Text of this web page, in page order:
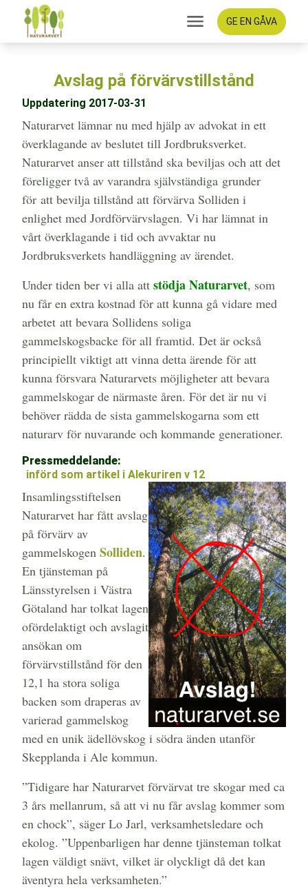
GE EN GÅVA
Avslag på förvärvstillstånd
Uppdatering 2017-03-31
Naturarvet lämnar nu med hjälp av advokat in ett
överklagande av beslutet till Jordbruksverket.
Naturarvet anser att tillstånd ska beviljas och att det
föreligger två av varandra självständiga grunder
för att bevilja tillstånd att förvärva Solliden i
enlighet med Jordförvärvslagen. Vi har lämnat in
vårt överklagande i tid och avvaktar nu
Jordbruksverkets handläggning av ärendet.
Under tiden ber vi alla att stödja Naturarvet, som
nu får en extra kostnad för att kunna gå vidare med
arbetet att bevara Sollidens soliga
gammelskogsbacke för all framtid. Det är också
principiellt viktigt att vinna detta ärende för att
kunna försvara Naturarvets möjligheter att bevara
gammelskogar de närmaste åren. För det är nu vi
behöver rädda de sista gammelskogarna som ett
naturarv för nuvarande och kommande generationer.
Pressmeddelande:
införd som artikel i Alekuriren v 12
Insamlingsstiftelsen
Naturarvet har fått avslag
på förvärv av
gammelskogen Solliden.
En tjänsteman på
Länsstyrelsen i Västra
Götaland har tolkat lagen
ofördelaktigt och avslagit
ansökan om
förvärvstillstånd för den
12,1 ha stora soliga
backen som draperas av
varierad gammelskog
med en unik ädellövskog i södra änden utanför
Skepplanda i Ale kommun.
”Tidigare har Naturarvet förvärvat tre skogar med ca
3 års mellanrum, så att vi nu får avslag kommer som
en chock”, säger Lo Jarl, verksamhetsledare och
ekolog. ”Uppenbarligen har denne tjänsteman tolkat
lagen väldigt snävt, vilket är olyckligt då det kan
äventyra hela verksamheten.”